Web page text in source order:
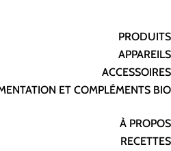
PRODUITS
APPAREILS
ACCESSOIRES
ET COMPLÉMENTS BIO
À PROPOS
RECETTES